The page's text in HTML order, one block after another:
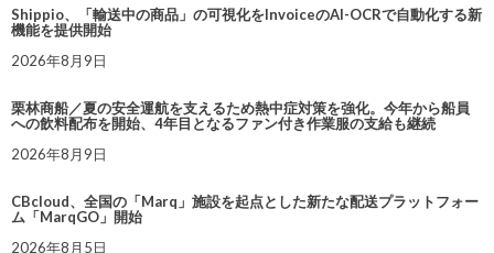
Shippio、「輸送中の商品」の可視化をInvoiceのAI-OCRで自動化する新
機能を提供開始
2026年8月9日
栗林商船／夏の安全運航を支えるため熱中症対策を強化。今年から船員
への飲料配布を開始、4年目となるファン付き作業服の支給も継続
2026年8月9日
CBcloud、全国の「Marq」施設を起点とした新たな配送プラットフォー
ム「MarqGO」開始
2026年8月5日